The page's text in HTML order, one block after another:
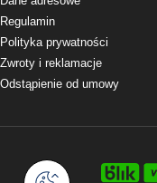
Regulamin
Polityka prywatności
Zwroty i reklamacje
Odstąpienie od umowy